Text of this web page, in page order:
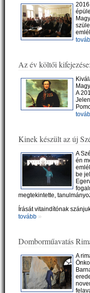
Az év költői
A
Kinek készült az új
A
én
be
megtekintette,
Írását vitaindítónak
tovább »
Domborműavatás
A